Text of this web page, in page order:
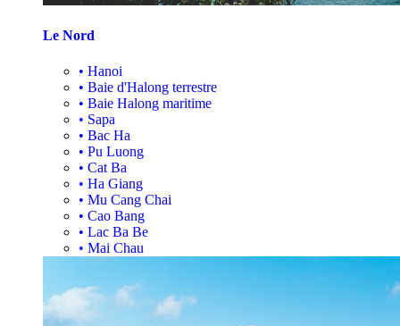
Le Nord
• Hanoi
• Baie d'Halong terrestre
• Baie Halong maritime
• Sapa
• Bac Ha
• Pu Luong
• Cat Ba
• Ha Giang
• Mu Cang Chai
• Cao Bang
• Lac Ba Be
• Mai Chau